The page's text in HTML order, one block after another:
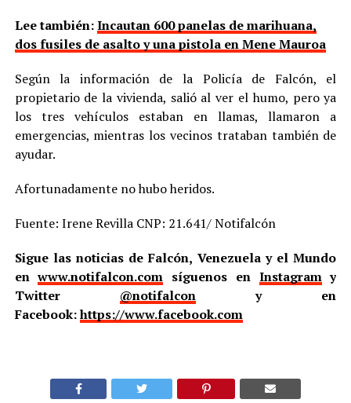
Lee también:Incautan 600 panelas de marihuana,
dos fusiles de asalto y una pistola en Mene Mauroa
Según la información de la Policía de Falcón, el
propietario de la vivienda, salió al ver el humo, pero ya
los tres vehículos estaban en llamas, llamaron a
emergencias, mientras los vecinos trataban también de
ayudar.
Afortunadamente no hubo heridos.
Fuente: Irene Revilla CNP: 21.641/ Notifalcón
Sigue las noticias de Falcón, Venezuela y el Mundo
enwww.notifalcon.com síguenos en Instagramy
Twitter @notifalcony en
Facebook:https://www.facebook.com